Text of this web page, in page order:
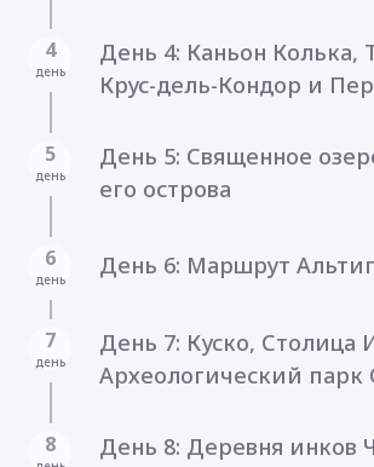
4
день
День 4: Каньон Колька,
Крус-дель-Кондор и
5
день
День 5: Священное
его острова
6
день День 6: Маршрут
7
день
День 7: Куско,
Археологический парк
8
День 8: Деревня инков